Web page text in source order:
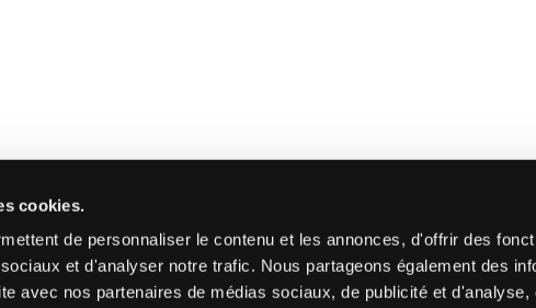
cookies.
de personnaliser le contenu et les annonces, d'offrir des
et d'analyser notre trafic. Nous partageons également des
avec nos partenaires de médias sociaux, de publicité et d'analyse,